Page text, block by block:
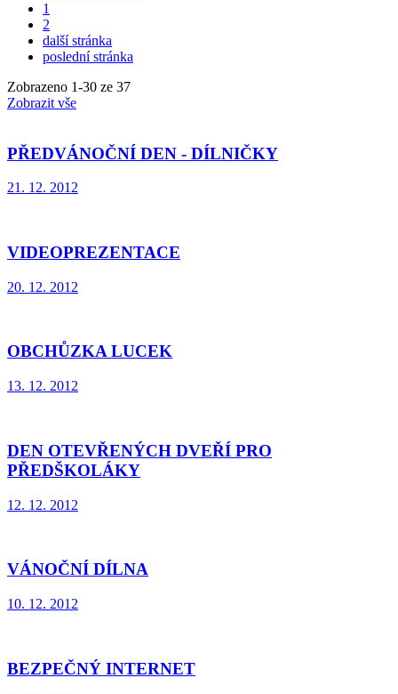
1
2
další stránka
poslední stránka
Zobrazeno 1-30 ze 37
Zobrazit vše
PŘEDVÁNOČNÍ DEN - DÍLNIČKY
21. 12. 2012
VIDEOPREZENTACE
20. 12. 2012
OBCHŮZKA LUCEK
13. 12. 2012
DEN OTEVŘENÝCH DVEŘÍ PRO
PŘEDŠKOLÁKY
12. 12. 2012
VÁNOČNÍ DÍLNA
10. 12. 2012
BEZPEČNÝ INTERNET